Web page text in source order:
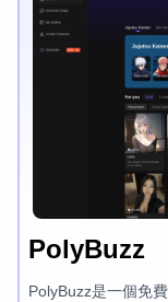
PolyBuzz
PolyBuzz是一個免